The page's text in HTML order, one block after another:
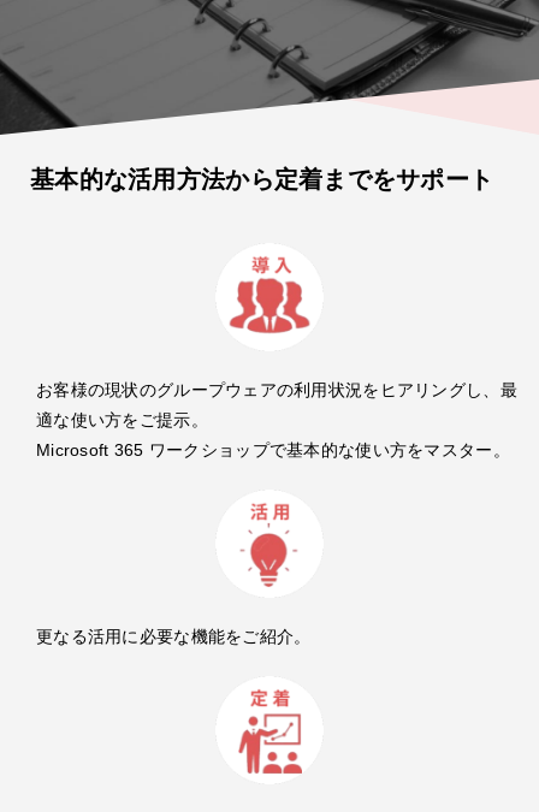
基本的な活用方法から定着までをサポート
お客様の現状のグループウェアの利用状況をヒアリングし、最
適な使い方をご提示。
Microsoft 365 ワークショップで基本的な使い方をマスター。
更なる活用に必要な機能をご紹介。